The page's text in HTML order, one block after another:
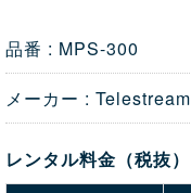
品番 : MPS-300
メーカー : Telestream
レンタル料金（税抜）